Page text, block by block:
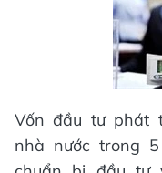
Vốn đầu tư phát
nhà nước trong